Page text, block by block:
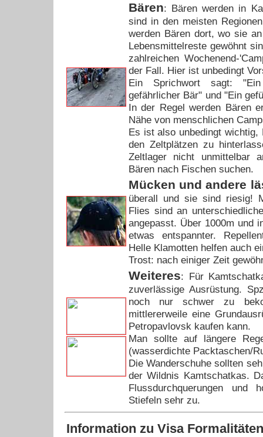
Bären: Bären werden in
sind in den meisten
werden Bären dort, wo sie
Lebensmittelreste gewöhnt
zahlreichen Wochenend-
der Fall. Hier ist unbedingt
Ein Sprichwort sagt:
gefährlicher Bär" und "Ein
In der Regel werden Bären
Nähe von menschlichen
Es ist also unbedingt wichtig,
den Zeltplätzen zu
Zeltlager nicht unmittelbar
Bären nach Fischen suchen.
Mücken und andere
überall und sie sind riesig!
Flies sind an
angepasst. Über 1000m und
etwas entspannter.
Helle Klamotten helfen auch
Trost: nach einiger Zeit
Weiteres: Für
zuverlässige Ausrüstung.
noch nur schwer zu
mittlererweile eine
Petropavlovsk kaufen kann.
Man sollte auf längere
(wasserdichte Packtaschen/
Die Wanderschuhe sollten
der Wildnis Kamtschatkas.
Flussdurchquerungen und
Stiefeln sehr zu.
Information zu Visa Formalitäten